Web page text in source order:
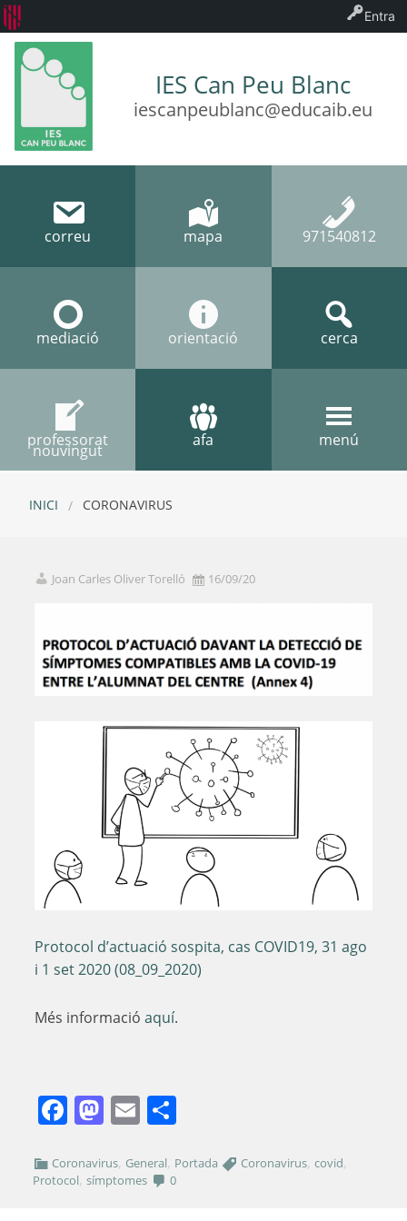
IES Can Peu Blanc
iescanpeublanc@educaib.eu
correu mapa 971540812
mediació orientació cerca
professorat
nouvingut
afa menú
INICI CORONAVIRUS
Joan Carles Oliver Torelló 16/09/20
Protocol d’actuació sospita, cas COVID19, 31 ago
i 1 set 2020 (08_09_2020)
Més informació aquí.
Facebook
Mastodon
Email
Coronavirus, General, Portada Coronavirus,covid,
Protocol, símptomes 0
Entra